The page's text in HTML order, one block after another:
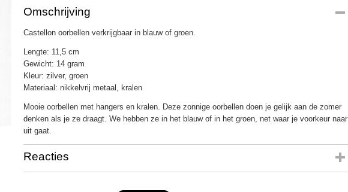
Productcode
Omschrijving
Castellon oorbellen verkrijgbaar in blauw of groen.
Lengte: 11,5 cm
Gewicht: 14 gram
Kleur: zilver, groen
Materiaal: nikkelvrij metaal, kralen
Mooie oorbellen met hangers en kralen. Deze zonnige oorbellen doen je gelijk aan de zomer
denken als je ze draagt. We hebben ze in het blauw of in het groen, net waar je voorkeur naar
uit gaat.
Reacties